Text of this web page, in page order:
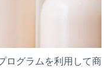
ログラムを利用して商